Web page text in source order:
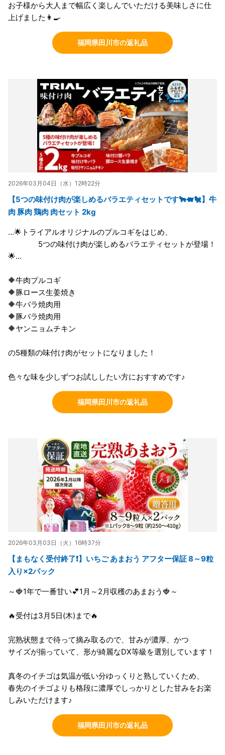
お子様から大人まで幅広く楽しんでいただける美味しさに仕
上げました👩‍🍳
福岡県田川市の返礼品
2026年03月04日（水）12時22分
【5つの味付け肉が楽しめるバラエティセットです🐂🐖🐔】牛
肉 豚肉 鶏肉 肉セット 2kg
…🌟トライアルオリジナルのプルコギをはじめ、
5つの味付け肉が楽しめるバラエティセットが登場！
🌟…
🔶牛肉プルコギ
🔶豚ロース生姜焼き
🔶牛バラ焼肉用
🔶豚バラ焼肉用
🔶ヤンニョムチキン
の5種類の味付け肉がセットになりました！
色々な味を少しずつお試ししたい方におすすめです♪
福岡県田川市の返礼品
2026年03月03日（火）16時37分
【まもなく受付終了❗】いちご あまおう アフター保証 8～9粒
入り×2パック
～🍓1年で一番甘い💕1月～2月収穫のあまおう🍓～
🔥受付は3月5日(木)まで🔥
完熟状態まで待って摘み取るので、甘みが濃厚、かつ
サイズが揃っていて、形が綺麗なDX等級を選別しています！
真冬のイチゴは気温が低い分ゆっくりと熟していくため、
春先のイチゴよりも格段に濃厚でしっかりとした甘みをお楽
しみいただけます♪
福岡県田川市の返礼品